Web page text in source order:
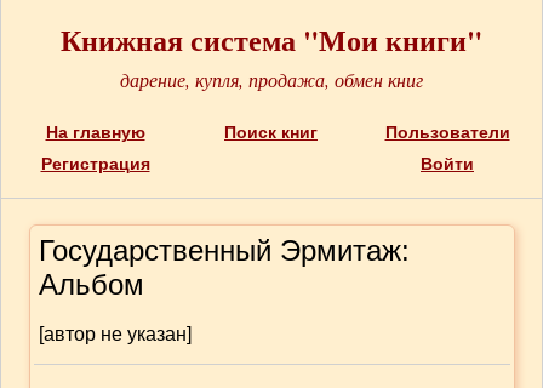
Книжная система "Мои книги"
дарение, купля, продажа, обмен книг
На главную Поиск книг
Пользователи
Регистрация
Войти
Государственный Эрмитаж:
Альбом
[автор не указан]